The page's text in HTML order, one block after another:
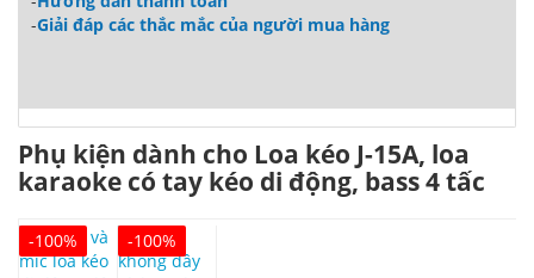
-Giải đáp các thắc mắc của người mua hàng
Phụ kiện dành cho Loa kéo J-15A, loa
karaoke có tay kéo di động, bass 4 tấc
-100% -100%